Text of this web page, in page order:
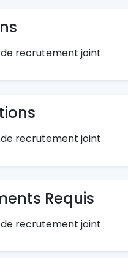
de recrutement joint
de recrutement joint
Requis
de recrutement joint